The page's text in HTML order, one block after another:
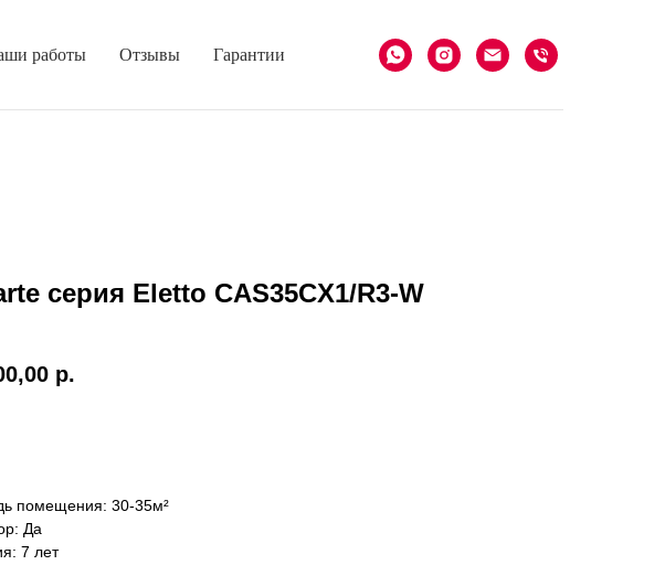
работы Отзывы Гарантии
серия Eletto CAS35CX1/R3-W
р.
помещения: 30-35м²
Да
7 лет